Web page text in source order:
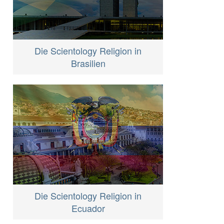
Die Scientology Religion in
Brasilien
Die Scientology Religion in
Ecuador